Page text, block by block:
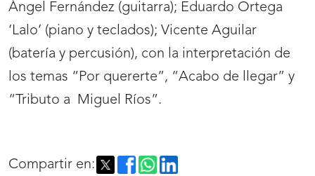
Ángel Fernández (guitarra); Eduardo Ortega
‘Lalo’ (piano y teclados); Vicente Aguilar
(batería y percusión), con la interpretación de
los temas “Por quererte”, “Acabo de llegar” y
“Tributo a Miguel Ríos”.
Compartir en: